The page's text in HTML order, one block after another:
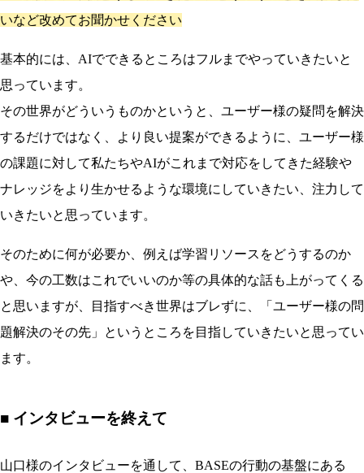
いなど改めてお聞かせください
基本的には、AIでできるところはフルまでやっていきたいと
思っています。
その世界がどういうものかというと、ユーザー様の疑問を解決
するだけではなく、より良い提案ができるように、ユーザー様
の課題に対して私たちやAIがこれまで対応をしてきた経験や
ナレッジをより生かせるような環境にしていきたい、注力して
いきたいと思っています。
そのために何が必要か、例えば学習リソースをどうするのか
や、今の工数はこれでいいのか等の具体的な話も上がってくる
と思いますが、目指すべき世界はブレずに、「ユーザー様の問
題解決のその先」というところを目指していきたいと思ってい
ます。
■ インタビューを終えて
山口様のインタビューを通して、BASEの行動の基盤にある